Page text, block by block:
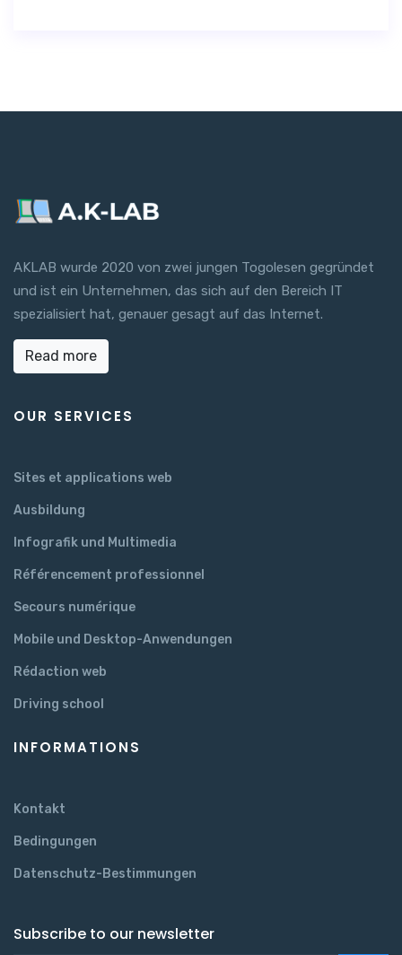
AKLAB wurde 2020 von zwei jungen Togolesen gegründet
und ist ein Unternehmen, das sich auf den Bereich IT
spezialisiert hat, genauer gesagt auf das Internet.
Read more
OUR SERVICES
Sites et applications web
Ausbildung
Infografik und Multimedia
Référencement professionnel
Secours numérique
Mobile und Desktop-Anwendungen
Rédaction web
Driving school
INFORMATIONS
Kontakt
Bedingungen
Datenschutz-Bestimmungen
Subscribe to our newsletter